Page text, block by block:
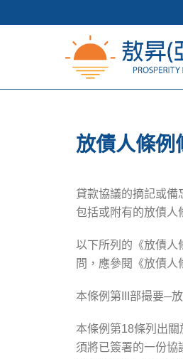
放債人條例
貸款協議的摘記或備
包括或附有的放債人
以下所列的《放債人
問，應參閱《放債人
本條例第III部撮要─
本條例第18條列出
須將已簽署的一份協